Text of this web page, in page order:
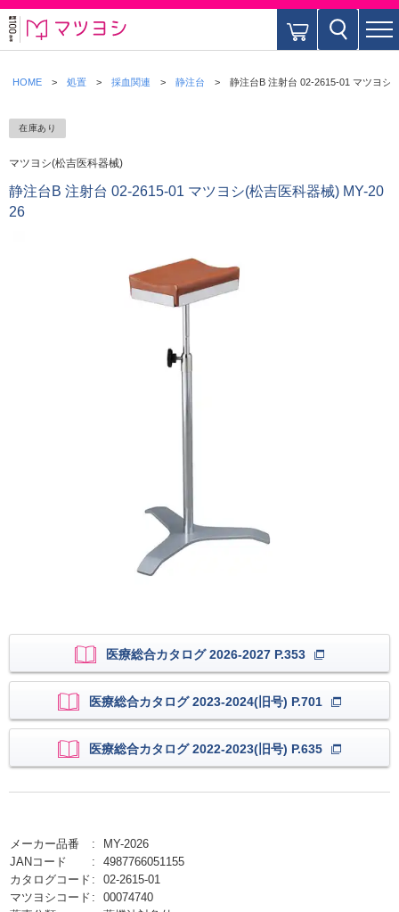
HOME 処置 採血関連 静注台 静注台B 注射台 02-2615-01 マツヨシ(
在庫あり
マツヨシ(松吉医科器械)
静注台B 注射台 02-2615-01 マツヨシ(松吉医科器械) MY-20
26
医療総合カタログ 2026-2027 P.353
医療総合カタログ 2023-2024(旧号) P.701
医療総合カタログ 2022-2023(旧号) P.635
メーカー品番
MY-2026
JANコード
4987766051155
カタログコード
02-2615-01
マツヨシコード
00074740